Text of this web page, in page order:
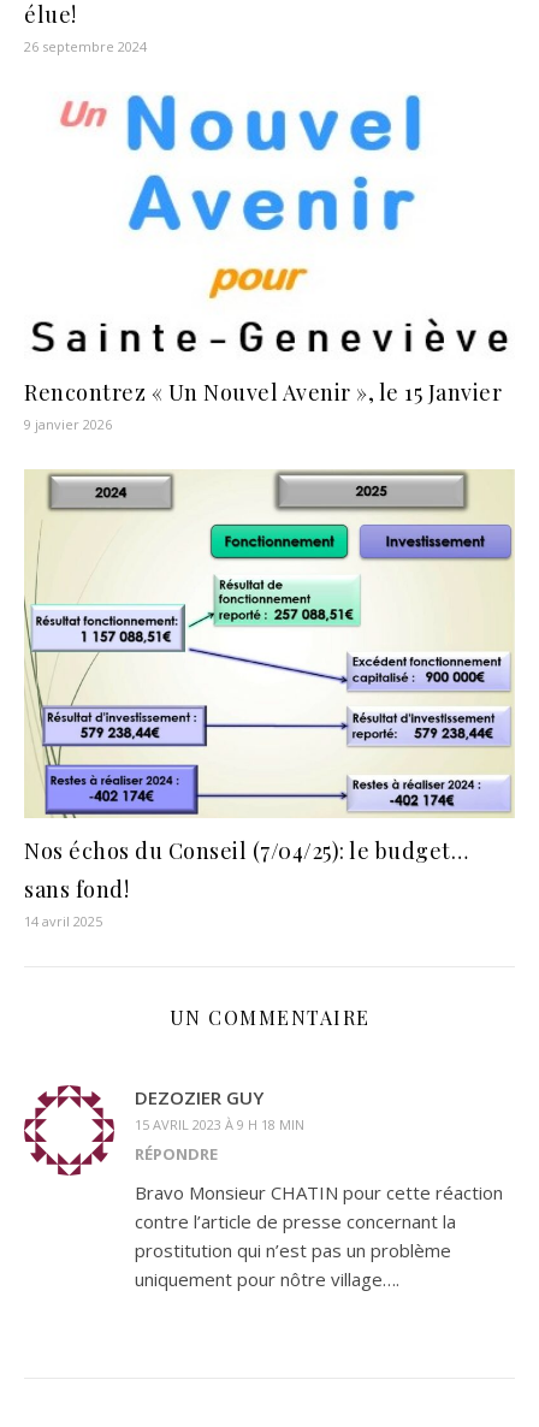
élue!
26 septembre 2024
Rencontrez « Un Nouvel Avenir », le 15 Janvier
9 janvier 2026
Nos échos du Conseil (7/04/25): le budget…
sans fond!
14 avril 2025
UN COMMENTAIRE
DEZOZIER GUY
15 AVRIL 2023 À 9 H 18 MIN
RÉPONDRE
Bravo Monsieur CHATIN pour cette réaction
contre l’article de presse concernant la
prostitution qui n’est pas un problème
uniquement pour nôtre village….